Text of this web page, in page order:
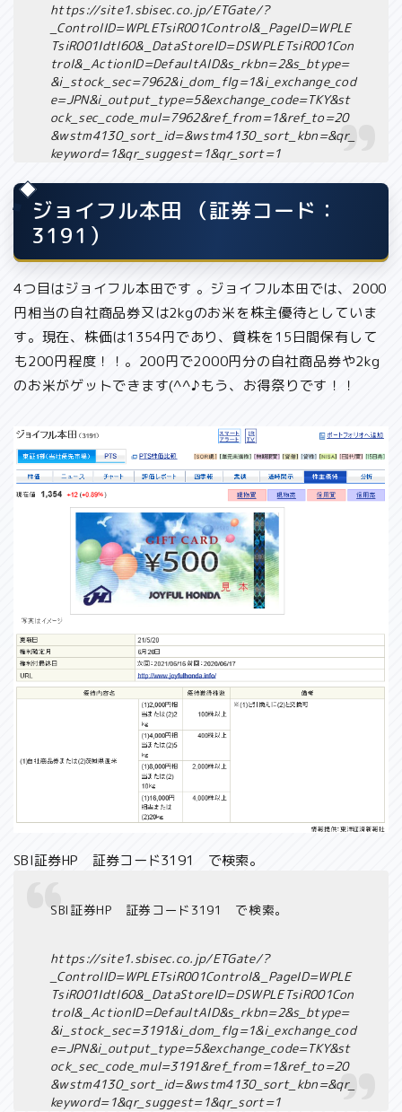
https://site1.sbisec.co.jp/ETGate/?
_ControlID=WPLETsiR001Control&_PageID=WPLE
TsiR001Idtl60&_DataStoreID=DSWPLETsiR001Con
trol&_ActionID=DefaultAID&s_rkbn=2&s_btype=
&i_stock_sec=7962&i_dom_flg=1&i_exchange_cod
e=JPN&i_output_type=5&exchange_code=TKY&st
ock_sec_code_mul=7962&ref_from=1&ref_to=20
&wstm4130_sort_id=&wstm4130_sort_kbn=&qr_
keyword=1&qr_suggest=1&qr_sort=1
ジョイフル本田 （証券コード：
3191）
4つ目はジョイフル本田です 。ジョイフル本田では、 2000
円相当の自社商品券又は2kgのお米を株主優待としていま
す。現在、株価は1354円であり、 貸株を15日間保有して
も200円程度 ！！。200円で2000円分の自社商品券や2kg
のお米がゲットできます(^^♪もう、お得祭りです！！
SBI証券HP 証券コード3191 で検索。
SBI証券HP 証券コード3191 で検索。
https://site1.sbisec.co.jp/ETGate/?
_ControlID=WPLETsiR001Control&_PageID=WPLE
TsiR001Idtl60&_DataStoreID=DSWPLETsiR001Con
trol&_ActionID=DefaultAID&s_rkbn=2&s_btype=
&i_stock_sec=3191&i_dom_flg=1&i_exchange_cod
e=JPN&i_output_type=5&exchange_code=TKY&st
ock_sec_code_mul=3191&ref_from=1&ref_to=20
&wstm4130_sort_id=&wstm4130_sort_kbn=&qr_
keyword=1&qr_suggest=1&qr_sort=1